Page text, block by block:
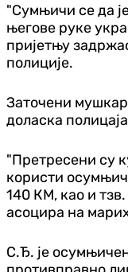
"Сумњичи се да
његове руке
пријетњу
полиције.
Заточени
доласка
"Претресени су
користи
140 КМ, као и
асоцира на
С.Ђ. је